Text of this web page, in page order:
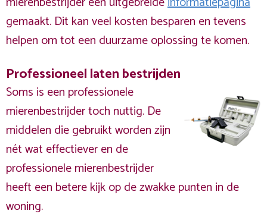
gemaakt. Dit kan veel kosten besparen en tevens
helpen om tot een duurzame oplossing te komen.
Professioneel laten bestrijden
Soms is een professionele
mierenbestrijder toch nuttig. De
middelen die gebruikt worden zijn
nét wat effectiever en de
professionele mierenbestrijder
heeft een betere kijk op de zwakke punten in de
woning.